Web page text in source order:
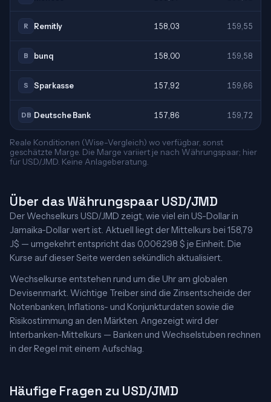
R Remitly 158,03 159,55
B bunq 158,00 159,58
S Sparkasse 157,92 159,66
DB Deutsche Bank 157,86 159,72
Reale Konditionen (Wise-Vergleich) wo verfügbar, sonst
geschätzte Marge. Die Marge variiert je nach Währungspaar; hier
für USD/JMD. Keine Anlageberatung.
Über das Währungspaar USD/JMD
Der Wechselkurs USD/JMD zeigt, wie viel ein US-Dollar in
Jamaika-Dollar wert ist. Aktuell liegt der Mittelkurs bei 158,79
J$ — umgekehrt entspricht das 0,006298 $ je Einheit. Die
Kurse auf dieser Seite werden sekündlich aktualisiert.
Wechselkurse entstehen rund um die Uhr am globalen
Devisenmarkt. Wichtige Treiber sind die Zinsentscheide der
Notenbanken, Inflations- und Konjunkturdaten sowie die
Risikostimmung an den Märkten. Angezeigt wird der
Interbanken-Mittelkurs — Banken und Wechselstuben rechnen
in der Regel mit einem Aufschlag.
Häufige Fragen zu USD/JMD